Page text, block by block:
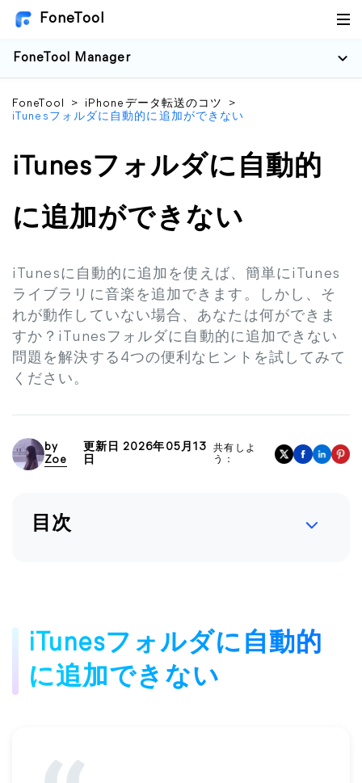
FoneTool
FoneTool Manager
FoneTool > iPhoneデータ転送のコツ
>
iTunesフォルダに自動的に追加ができない
iTunesフォルダに自動的
に追加ができない
iTunesに自動的に追加を使えば、簡単にiTunes
ライブラリに音楽を追加できます。しかし、そ
れが動作していない場合、あなたは何ができま
すか？iTunesフォルダに自動的に追加できない
問題を解決する4つの便利なヒントを試してみて
ください。
by
Zoe
更新日 2026年05月13
日
共有しよ
う：
目次
iTunesフォルダに自動的
に追加できない